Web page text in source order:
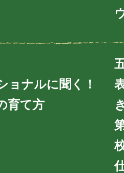
ョナルに聞く！
育て方